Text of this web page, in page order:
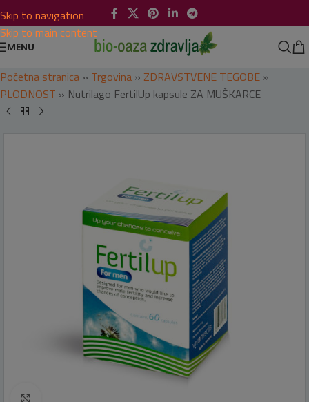
Skip to navigation
Skip to main content
MENU
Početna stranica » Trgovina » ZDRAVSTVENE TEGOBE »
PLODNOST » Nutrilago FertilUp kapsule ZA MUŠKARCE